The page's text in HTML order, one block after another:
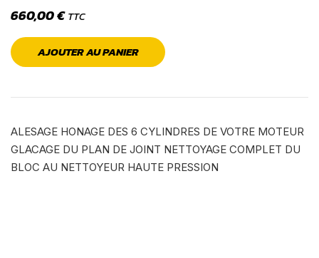
660,00€ TTC
AJOUTER AU PANIER
ALESAGE HONAGE DES 6 CYLINDRES DE VOTRE MOTEUR
GLACAGE DU PLAN DE JOINT NETTOYAGE COMPLET DU
BLOC AU NETTOYEUR HAUTE PRESSION